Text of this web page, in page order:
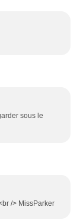
sous le
/> MissParker